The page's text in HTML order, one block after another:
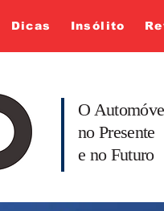
Dicas Insólito
O
no Presente
e no Futuro